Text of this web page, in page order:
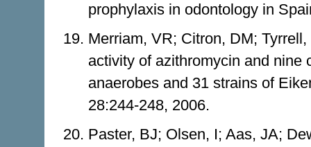
prophylaxis in odontology in
Merriam, VR; Citron, DM;
activity of azithromycin and nine
anaerobes and 31 strains of
28:244-248, 2006.
Paster, BJ; Olsen, I; Aas, JA;